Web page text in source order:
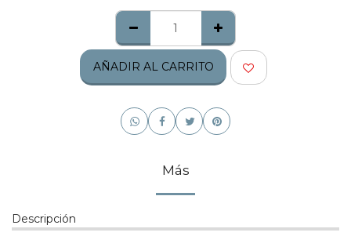
AÑADIR AL CARRITO
Más
Descripción